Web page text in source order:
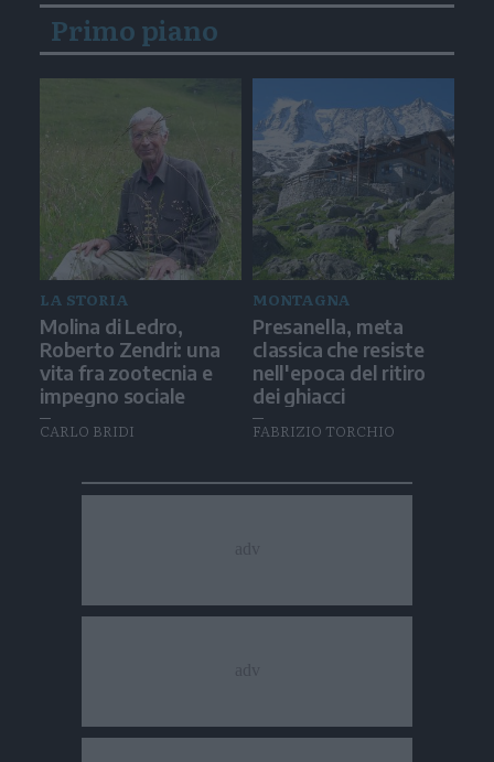
Primo piano
LA STORIA
Molina di Ledro,
Roberto Zendri: una
vita fra zootecnia e
impegno sociale
CARLO BRIDI
MONTAGNA
Presanella, meta
classica che resiste
nell'epoca del ritiro
dei ghiacci
FABRIZIO TORCHIO